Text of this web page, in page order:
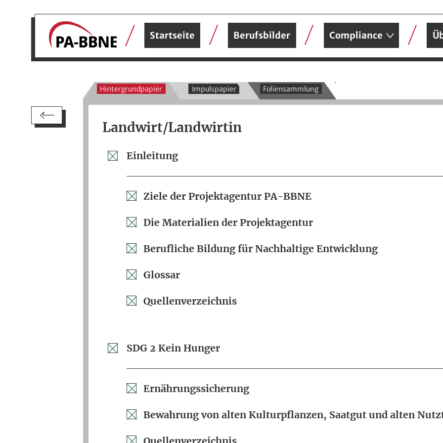
Startseite Berufsbilder Compliance
Hintergrundpapier Impulspapier Foliensammlung
Landwirt/Landwirtin
Einleitung
Ziele der Projektagentur PA-BBNE
Die Materialien der Projektagentur
Berufliche Bildung für Nachhaltige Entwicklung
Glossar
Quellenverzeichnis
SDG 2 Kein Hunger
Ernährungssicherung
Bewahrung von alten Kulturpflanzen, Saatgut und alten